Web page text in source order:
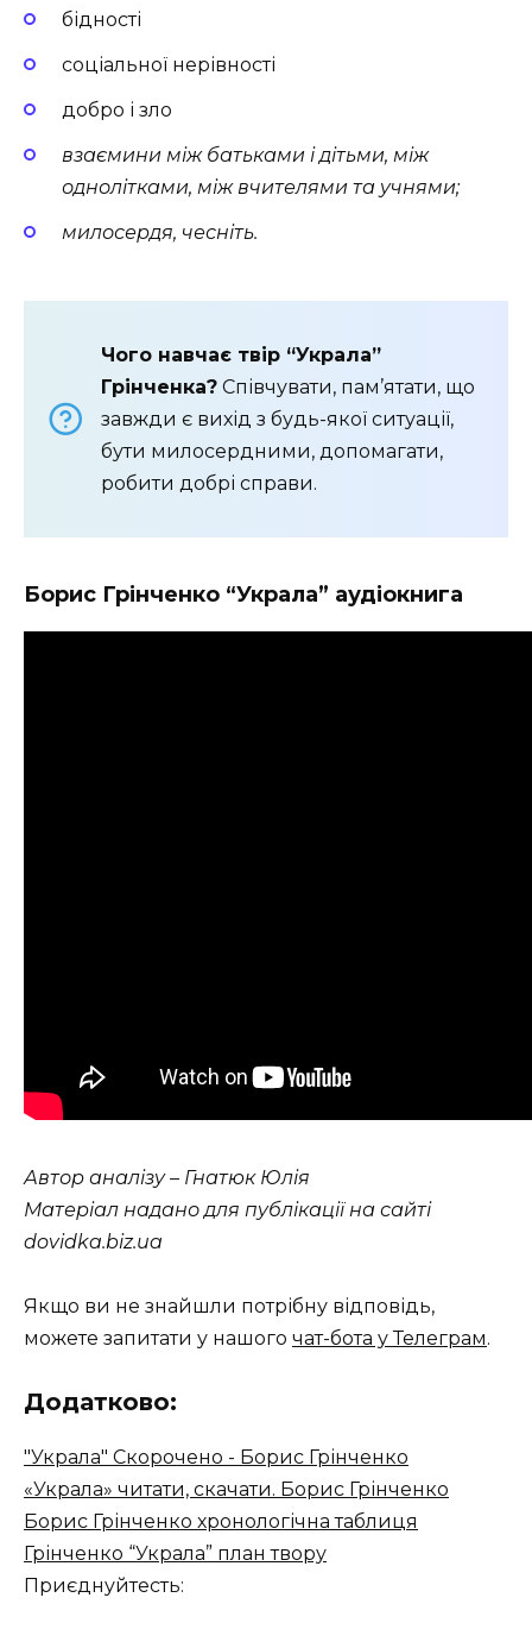
бідності
соціальної нерівності
добро і зло
взаємини між батьками і дітьми, між
однолітками, між вчителями та учнями;
милосердя, чесніть.
Чого навчає твір “Украла”
Грінченка? Співчувати, пам’ятати, що
завжди є вихід з будь-якої ситуації,
бути милосердними, допомагати,
робити добрі справи.
Борис Грінченко “Украла” аудіокнига
Автор аналізу – Гнатюк Юлія
Матеріал надано для публікації на сайті
dovidka.biz.ua
Якщо ви не знайшли потрібну відповідь,
можете запитати у нашого чат-бота у Телеграм.
Додатково:
"Украла" Скорочено - Борис Грінченко
«Украла» читати, скачати. Борис Грінченко
Борис Грінченко хронологічна таблиця
Грінченко “Украла” план твору
Приєднуйтесть: